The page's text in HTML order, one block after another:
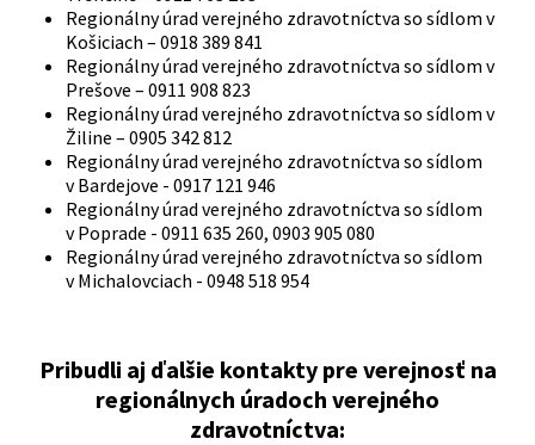
Regionálny úrad verejného zdravotníctva so sídlom v
Košiciach – 0918 389 841
Regionálny úrad verejného zdravotníctva so sídlom v
Prešove – 0911 908 823
Regionálny úrad verejného zdravotníctva so sídlom v
Žiline – 0905 342 812
Regionálny úrad verejného zdravotníctva so sídlom
v Bardejove - 0917 121 946
Regionálny úrad verejného zdravotníctva so sídlom
v Poprade - 0911 635 260, 0903 905 080
Regionálny úrad verejného zdravotníctva so sídlom
v Michalovciach - 0948 518 954
Pribudli aj ďalšie kontakty pre verejnosť na
regionálnych úradoch verejného
zdravotníctva: